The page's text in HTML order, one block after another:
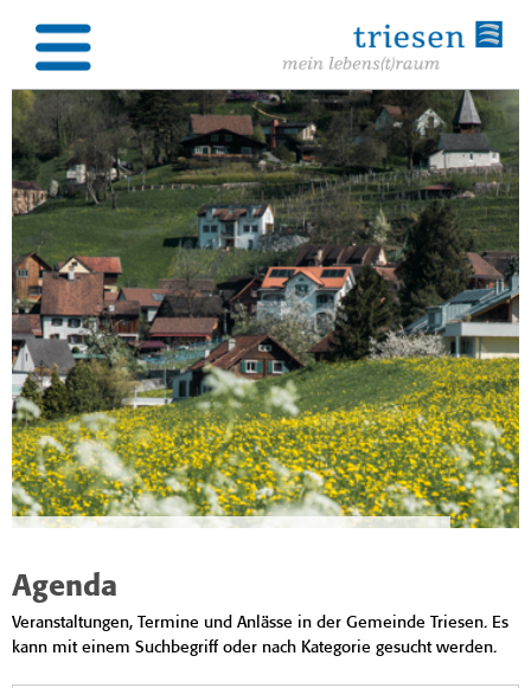
Agenda
Veranstaltungen, Termine und Anlässe in der Gemeinde Triesen. Es
kann mit einem Suchbegriff oder nach Kategorie gesucht werden.